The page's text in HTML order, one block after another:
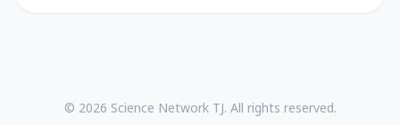
© 2026 Science Network TJ. All rights reserved.